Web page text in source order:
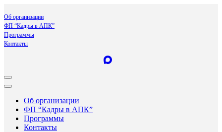
Об организации
ФП “Кадры в АПК”
Программы
Контакты
Об организации
ФП “Кадры в АПК”
Программы
Контакты